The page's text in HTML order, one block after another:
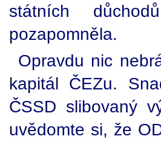
státních
pozapomněla.
Opravdu nic
kapitál ČEZu.
ČSSD slibovaný
uvědomte si, že